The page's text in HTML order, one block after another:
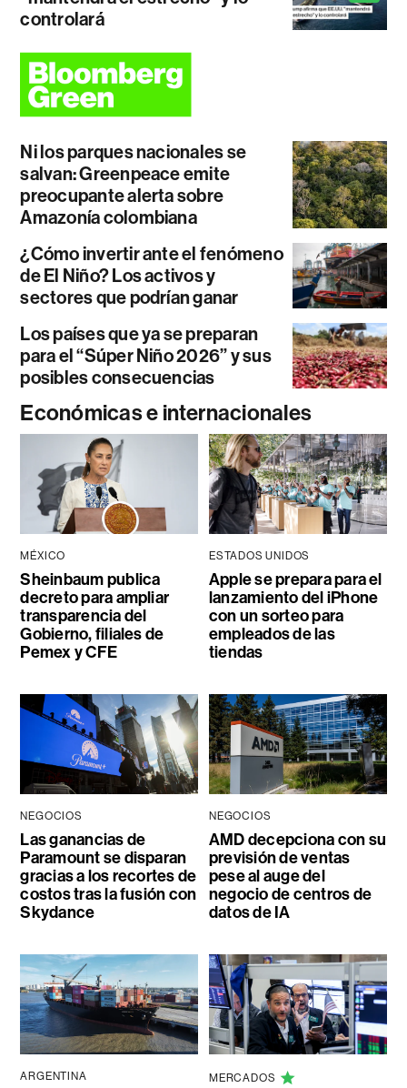
controlará
Ni los parques nacionales se
salvan: Greenpeace emite
preocupante alerta sobre
Amazonía colombiana
¿Cómo invertir ante el fenómeno
de El Niño? Los activos y
sectores que podrían ganar
Los países que ya se preparan
para el “Súper Niño 2026” y sus
posibles consecuencias
Económicas e internacionales
MÉXICO
Sheinbaum publica
decreto para ampliar
transparencia del
Gobierno, filiales de
Pemex y CFE
ESTADOS UNIDOS
Apple se prepara para el
lanzamiento del iPhone
con un sorteo para
empleados de las
tiendas
NEGOCIOS
Las ganancias de
Paramount se disparan
gracias a los recortes de
costos tras la fusión con
Skydance
NEGOCIOS
AMD decepciona con su
previsión de ventas
pese al auge del
negocio de centros de
datos de IA
ARGENTINA MERCADOS